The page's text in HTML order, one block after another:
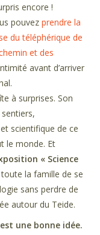
encore !
pouvez prendre la
du téléphérique de
et des
avant d’arriver
à surprises. Son
scientifique de ce
le monde. Et
« Science
la famille de se
sans perdre de
autour du Teide.
une bonne idée.